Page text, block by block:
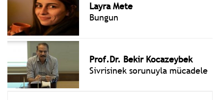
Layra Mete
Bungun
Prof.Dr. Bekir Kocazeybek
Sivrisinek sorunuyla mücadele